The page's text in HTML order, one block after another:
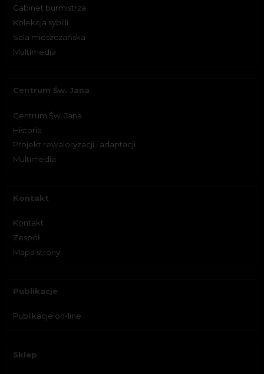
Gabinet burmistrza
Kolekcja sybilli
Sala mieszczańska
Multimedia
Centrum Św. Jana
Centrum Św. Jana
Historia
Projekt rewaloryzacji i adaptacji
Multimedia
Kontakt
Kontakt
Zespół
Mapa strony
Publikacje
Publikacje on-line
Sklep